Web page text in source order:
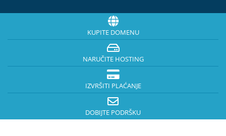
KUPITE DOMENU
NARUČITE HOSTING
IZVRŠITI PLAĆANJE
DOBIJTE PODRŠKU